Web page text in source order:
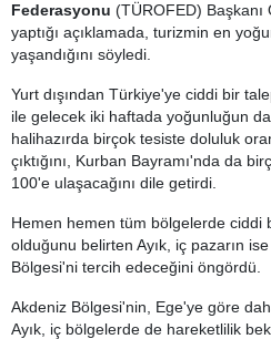
Federasyonu (TÜROFED) Başkanı
yaptığı açıklamada, turizmin en
yaşandığını söyledi.
Yurt dışından Türkiye'ye ciddi bir
ile gelecek iki haftada yoğunluğun
halihazırda birçok tesiste doluluk
çıktığını, Kurban Bayramı'nda da
100'e ulaşacağını dile getirdi.
Hemen hemen tüm bölgelerde ciddi
olduğunu belirten Ayık, iç pazarın
Bölgesi'ni tercih edeceğini öngördü.
Akdeniz Bölgesi'nin, Ege'ye göre
Ayık, iç bölgelerde de hareketlilik